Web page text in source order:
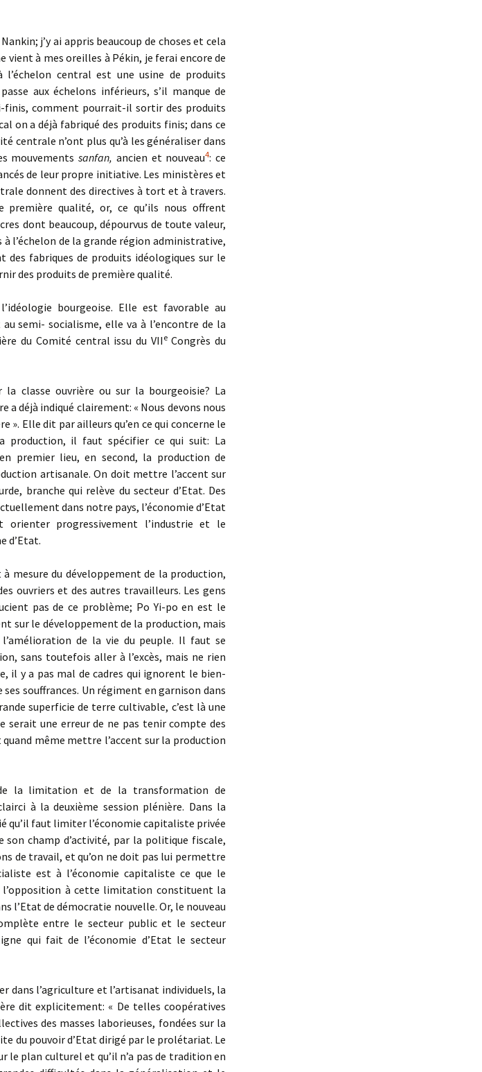
j’y ai appris beaucoup de choses et cela
vient à mes oreilles à Pékin, je ferai encore de
l’échelon central est une usine de produits
aux échelons inférieurs, s’il manque de
finis, comment pourrait-il sortir des produits
on a déjà fabriqué des produits finis; dans ce
centrale n’ont plus qu’à les généraliser dans
mouvements sanfan, ancien et nouveau4: ce
de leur propre initiative. Les ministères et
donnent des directives à tort et à travers.
qualité, or, ce qu’ils nous offrent
dont beaucoup, dépourvus de toute valeur,
l’échelon de la grande région administrative,
fabriques de produits idéologiques sur le
des produits de première qualité.
bourgeoise. Elle est favorable au
semi- socialisme, elle va à l’encontre de la
du Comité central issu du VII eCongrès du
la classe ouvrière ou sur la bourgeoisie? La
a déjà indiqué clairement: « Nous devons nous
». Elle dit par ailleurs qu’en ce qui concerne le
production, il faut spécifier ce qui suit: La
premier lieu, en se­cond, la production de
artisanale. On doit mettre l’accent sur
branche qui relève du secteur d’Etat. Des
dans notre pays, l’économie d’Etat
progressivement l’industrie et le
d’Etat.
mesure du développe­ment de la production,
ou­vriers et des autres travailleurs. Les gens
pas de ce problème; Po Yi-po en est le
sur le développement de la production, mais
de la vie du peuple. Il faut se
sans toutefois aller à l’excès, mais ne rien
il y a pas mal de cadres qui ignorent le bien-
souffrances. Un régiment en garnison dans
superficie de terre cultivable, c’est là une
serait une erreur de ne pas tenir compte des
même mettre l’accent sur la production
la limitation et de la trans­formation de
à la deuxième session plénière. Dans la
qu’il faut limiter l’économie capitaliste privée
champ d’activité, par la politique fiscale,
de travail, et qu’on ne doit pas lui permettre
est à l’éco­nomie capitaliste ce que le
à cette limitation constituent la
l’Etat de démocratie nouvelle. Or, le nouveau
entre le secteur public et le secteur
qui fait de l’économie d’Etat le secteur
dans l’agriculture et l’artisanat individuels, la
dit explicitement: « De telles coopératives
des masses laborieuses, fondées sur la
du pouvoir d’Etat dirigé par le prolétariat. Le
le plan culturel et qu’il n’a pas de tradition en